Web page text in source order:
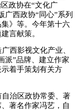
政协在“文化广
广西政协“同心”系列
》等。今年第十六
言献策。
西影视文化产业、
派”品牌、建立作家
着手策划有关方
治区政协常委、著
著名作家冯艺，自